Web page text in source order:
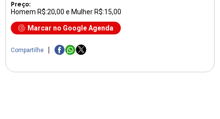
Preço:
Homem R$:20,00 e Mulher R$:15,00
Marcar no Google Agenda
Compartilhe